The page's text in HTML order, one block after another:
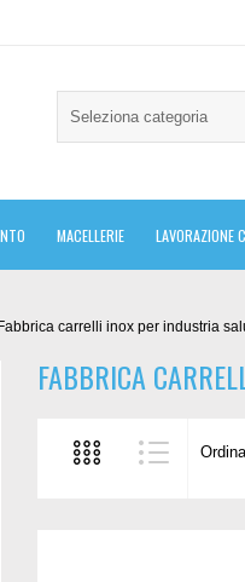
Seleziona categoria
MACELLERIE LAVORAZIONE
Fabbrica carrelli inox per industria
FABBRICA